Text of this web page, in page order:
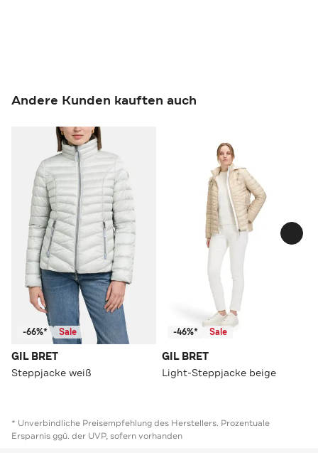
Andere Kunden kauften auch
-66%* Sale
GIL BRET
Steppjacke weiß
-46%* Sale
GIL BRET
Light-Steppjacke beige
* Unverbindliche Preisempfehlung des Herstellers. Prozentuale
Ersparnis ggü. der UVP, sofern vorhanden